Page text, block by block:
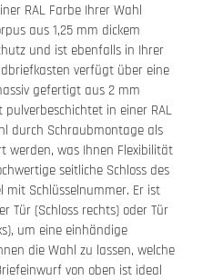
RAL Farbe Ihrer Wahl
aus 1,25 mm dickem
und ist ebenfalls in Ihrer
verfügt über eine
gefertigt aus 2 mm
pulverbeschichtet in einer RAL
durch Schraubmontage als
werden, was Ihnen Flexibilität
seitliche Schloss des
mit Schlüsselnummer. Er ist
Tür (Schloss rechts) oder Tür
um eine einhändige
die Wahl zu lassen, welche
von oben ist ideal